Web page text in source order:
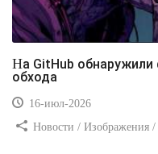
На GitHub обнаружили фальшивые утилиты для
обхода
16-июл-2026
Новости / Изображения /